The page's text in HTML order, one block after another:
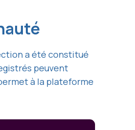
a été constitué
peuvent
à la plateforme